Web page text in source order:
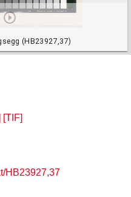
(HB23927,37)
[TIF]
HB23927,37